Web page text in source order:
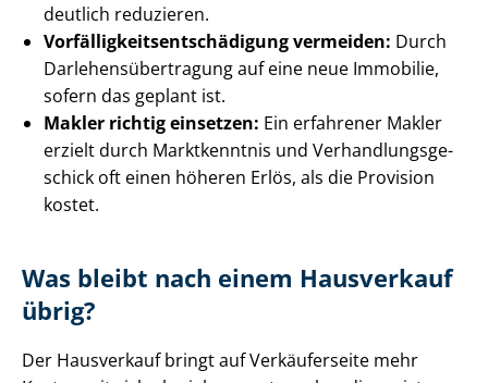
deutlich reduzieren.
Vor­fäl­lig­keits­ent­schä­di­gung vermeiden: Durch
Dar­le­hens­über­tra­gung auf eine neue Immobilie,
sofern das geplant ist.
Makler richtig einsetzen: Ein erfahrener Makler
erzielt durch Marktkenntnis und Ver­hand­lungs­ge­
schick oft einen höheren Erlös, als die Provision
kostet.
Was bleibt nach einem Hausverkauf
übrig?
Der Hausverkauf bringt auf Verkäuferseite mehr